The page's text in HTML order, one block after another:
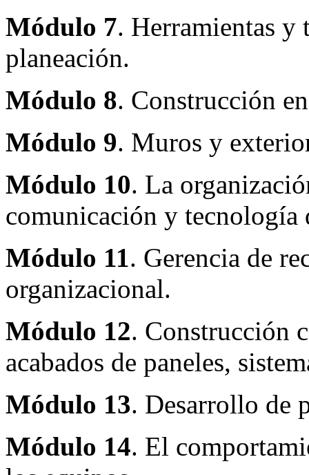
Módulo 7. Herramientas y
planeación.
Módulo 8. Construcción
Módulo 9. Muros y
Módulo 10. La
comunicación y
Módulo 11. Gerencia de
organizacional.
Módulo 12. Construcción
acabados de paneles,
Módulo 13. Desarrollo de
Módulo 14. El